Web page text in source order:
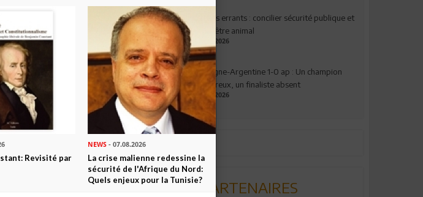
Chiens errants : concilier sécurité publique et
bien-être animal
17.07.2026
Espagne-Argentine 1-0 ap : Un champion
valeureux, un finaliste absent
19.07.2026
PARTENAIRES
Revisité par
NEWS- 07.08.2026
La crise malienne redessine la
sécurité de l'Afrique du Nord:
Quels enjeux pour la Tunisie?